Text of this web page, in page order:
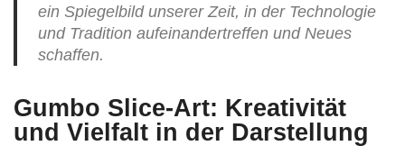
ein Spiegelbild unserer Zeit, in der Technologie
und Tradition aufeinandertreffen und Neues
schaffen.
Gumbo Slice-Art: Kreativität
und Vielfalt in der Darstellung